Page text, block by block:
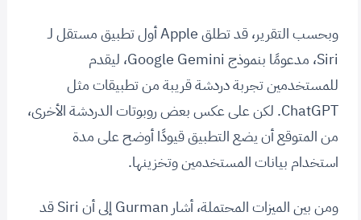
وبحسب التقرير، قد تطلق Apple أول تطبيق مستقل لـ
Siri، مدعومًا بنموذج Google Gemini، ليقدم
للمستخدمين تجربة دردشة قريبة من تطبيقات مثل
ChatGPT. لكن على عكس بعض روبوتات الدردشة الأخرى،
من المتوقع أن يضع التطبيق قيودًا أوضح على مدة
استخدام بيانات المستخدمين وتخزينها.
ومن بين الميزات المحتملة، أشار Gurman إلى أن Siri قد